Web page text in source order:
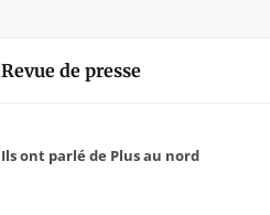
Revue de presse
Ils ont parlé de Plus au nord